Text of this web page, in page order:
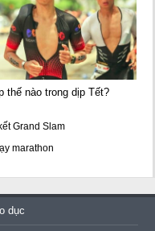
thế nào trong dịp Tết?
Grand Slam
marathon
dục